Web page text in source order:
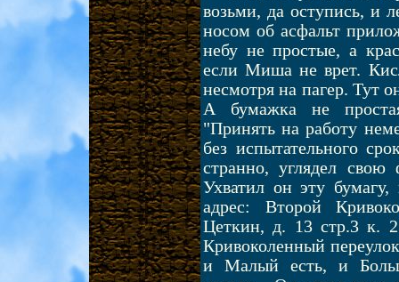
возьми, да оступись, и
носом об асфальт
небу не простые, а
если Миша не врет.
несмотря на пагер. Тут
А бумажка не
"Принять на работу
без испытательного
странно, углядел
Ухватил он эту
адрес: Второй
Цеткин, д. 13 стр.3 к.
Кривоколенный
и Малый есть, и